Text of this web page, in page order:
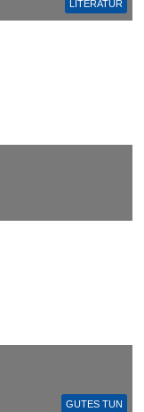
LITERATUR
GUTES TUN